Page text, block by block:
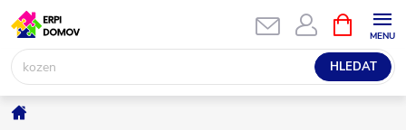
Přejít
na
obsah
HLEDAT
NÁKUPNÍ
KOŠÍK
Domů